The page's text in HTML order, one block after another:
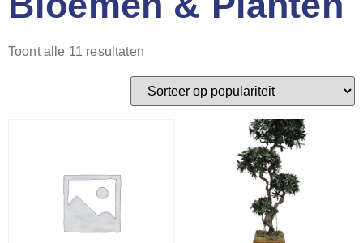
Toont alle 11 resultaten